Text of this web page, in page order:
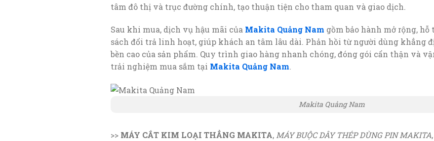
tâm đô thị và trục đường chính, tạo thuận tiện cho tham quan và giao dịch.
Sau khi mua, dịch vụ hậu mãi của Makita Quảng Nam gồm bảo hành mở rộng,
sách đổi trả linh hoạt, giúp khách an tâm lâu dài. Phản hồi từ người dùng khẳng
bền cao của sản phẩm. Quy trình giao hàng nhanh chóng, đóng gói cẩn thận và
trải nghiệm mua sắm tại Makita Quảng Nam.
Makita Quảng Nam
>> MÁY CẮT KIM LOẠI THẲNG MAKITA, MÁY BUỘC DÂY THÉP DÙNG PIN MAKITA,